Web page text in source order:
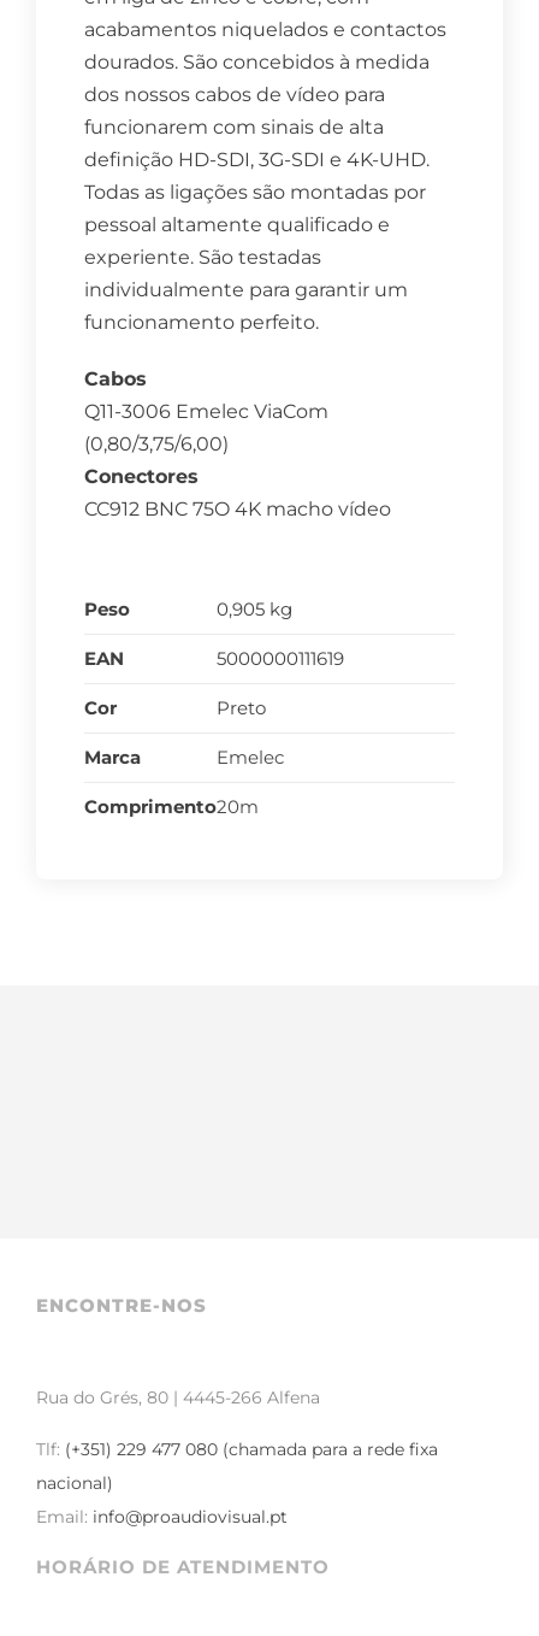
acabamentos niquelados e contactos
dourados. São concebidos à medida
dos nossos cabos de vídeo para
funcionarem com sinais de alta
definição HD-SDI, 3G-SDI e 4K-UHD.
Todas as ligações são montadas por
pessoal altamente qualificado e
experiente. São testadas
individualmente para garantir um
funcionamento perfeito.
Cabos
Q11-3006 Emelec ViaCom
(0,80/3,75/6,00)
Conectores
CC912 BNC 75O 4K macho vídeo
Peso 0,905 kg
EAN 5000000111619
Cor Preto
Marca Emelec
Comprimento20m
ENCONTRE-NOS
Rua do Grés, 80 | 4445-266 Alfena
Tlf: (+351) 229 477 080 (chamada para a rede fixa
nacional)
Email: info@proaudiovisual.pt
HORÁRIO DE ATENDIMENTO